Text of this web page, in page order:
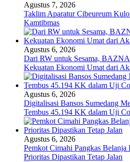
Agustus 7, 2026
Taklim Aparatur Cibeureum
Kamtibmas
Agustus 6, 2026
Dari RW untuk Sesama,
Kekuatan Ekonomi Umat dari
Agustus 6, 2026
Digitalisasi Bansos Sumedang
Tembus 45.194 KK dalam Uji
Agustus 6, 2026
Pemkot Cimahi Pangkas
Prioritas Dipastikan Tetap Jalan